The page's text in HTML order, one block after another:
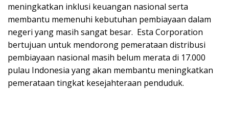
meningkatkan inklusi keuangan nasional serta
membantu memenuhi kebutuhan pembiayaan dalam
negeri yang masih sangat besar. Esta Corporation
bertujuan untuk mendorong pemerataan distribusi
pembiayaan nasional masih belum merata di 17.000
pulau Indonesia yang akan membantu meningkatkan
pemerataan tingkat kesejahteraan penduduk.